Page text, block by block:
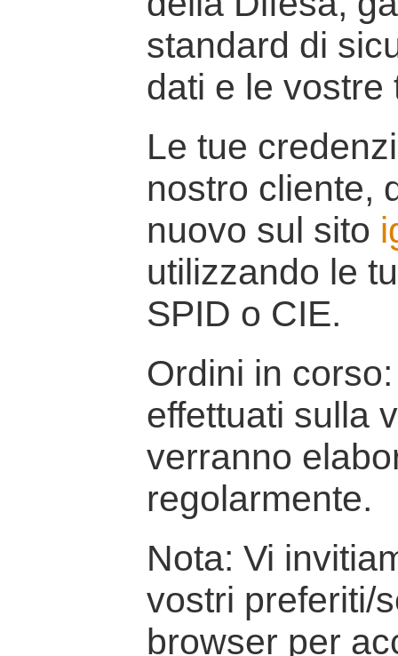
standard di
dati e le vostre
Le tue
nostro cliente,
nuovo sul sito
utilizzando le
SPID o CIE.
Ordini in
effettuati sulla
verranno
regolarmente.
Nota: Vi
vostri preferiti/
browser per